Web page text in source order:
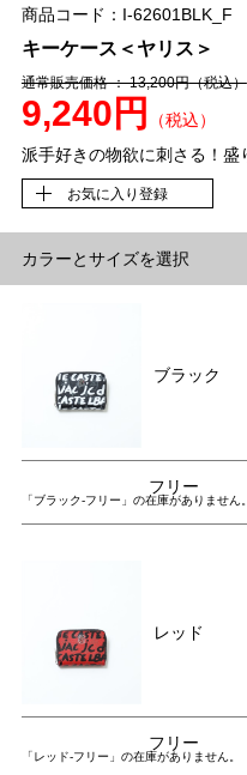
商品コード：I-62601BLK_F
キーケース＜ヤリス＞
通常販売価格 ： 13,200円（税込）
9,240円
（税込）
派手好きの物欲に刺さる！盛
お気に入り登録
カラーとサイズを選択
ブラック
フリー
「ブラック-フリー」の在庫がありません。
レッド
フリー
「レッド-フリー」の在庫がありません。